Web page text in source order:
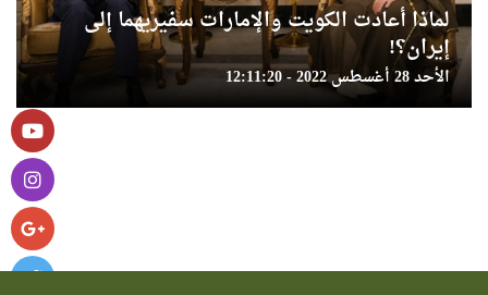
لماذا أعادت الكويت والإمارات سفيريهما إلى
إيران؟!
الأحد 28 أغسطس 2022 - 12:11:20